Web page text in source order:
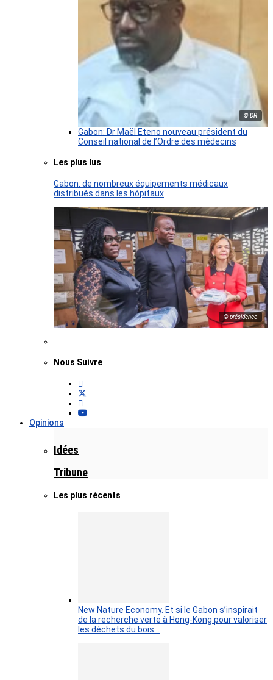
© DR
Gabon: Dr Maël Eteno nouveau président du
Conseil national de l’Ordre des médecins
Les plus lus
Gabon: de nombreux équipements médicaux
distribués dans les hôpitaux
© présidence
Nous Suivre
Opinions
Idées
Tribune
Les plus récents
New Nature Economy. Et si le Gabon s’inspirait
de la recherche verte à Hong-Kong pour valoriser
les déchets du bois…